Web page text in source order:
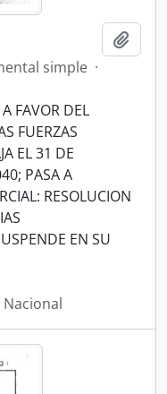
simple ·
FAVOR DEL
FUERZAS
EL 31 DE
PASA A
RESOLUCION
EN SU
Nacional